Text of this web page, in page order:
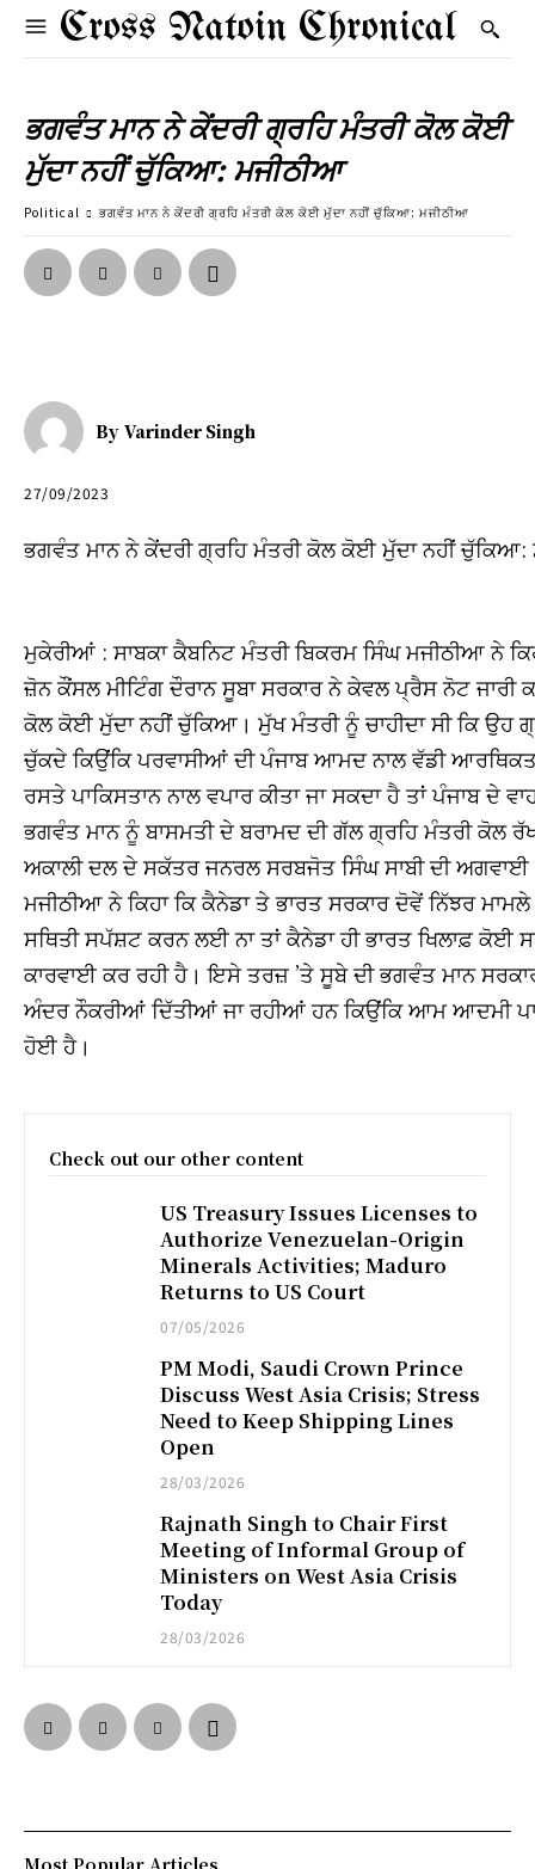
Cross Natoin Chronical
ਭਗਵੰਤ ਮਾਨ ਨੇ ਕੇਂਦਰੀ ਗ੍ਰਹਿ ਮੰਤਰੀ ਕੋਲ ਕੋਈ
ਮੁੱਦਾ ਨਹੀਂ ਚੁੱਕਿਆ: ਮਜੀਠੀਆ
Political ਭਗਵੰਤ ਮਾਨ ਨੇ ਕੇਂਦਰੀ ਗ੍ਰਹਿ ਮੰਤਰੀ ਕੋਲ ਕੋਈ ਮੁੱਦਾ ਨਹੀਂ ਚੁੱਕਿਆ: ਮਜੀਠੀਆ
By Varinder Singh
27/09/2023
ਭਗਵੰਤ ਮਾਨ ਨੇ ਕੇਂਦਰੀ ਗ੍ਰਹਿ ਮੰਤਰੀ ਕੋਲ ਕੋਈ ਮੁੱਦਾ ਨਹੀਂ
ਮੁਕੇਰੀਆਂ : ਸਾਬਕਾ ਕੈਬਨਿਟ ਮੰਤਰੀ ਬਿਕਰਮ ਸਿੰਘ ਮਜੀਠੀਆ ਨੇ
ਜ਼ੋਨ ਕੌਂਸਲ ਮੀਟਿੰਗ ਦੌਰਾਨ ਸੂਬਾ ਸਰਕਾਰ ਨੇ ਕੇਵਲ ਪ੍ਰੈਸ ਨੋਟ
ਕੋਲ ਕੋਈ ਮੁੱਦਾ ਨਹੀਂ ਚੁੱਕਿਆ। ਮੁੱਖ ਮੰਤਰੀ ਨੂੰ ਚਾਹੀਦਾ ਸੀ ਕਿ ਉਹ
ਚੁੱਕਦੇ ਕਿਉਂਕਿ ਪਰਵਾਸੀਆਂ ਦੀ ਪੰਜਾਬ ਆਮਦ ਨਾਲ ਵੱਡੀ
ਰਸਤੇ ਪਾਕਿਸਤਾਨ ਨਾਲ ਵਪਾਰ ਕੀਤਾ ਜਾ ਸਕਦਾ ਹੈ ਤਾਂ ਪੰਜਾਬ
ਭਗਵੰਤ ਮਾਨ ਨੂੰ ਬਾਸਮਤੀ ਦੇ ਬਰਾਮਦ ਦੀ ਗੱਲ ਗ੍ਰਹਿ ਮੰਤਰੀ ਕੋਲ
ਅਕਾਲੀ ਦਲ ਦੇ ਸਕੱਤਰ ਜਨਰਲ ਸਰਬਜੋਤ ਸਿੰਘ ਸਾਬੀ ਦੀ
ਮਜੀਠੀਆ ਨੇ ਕਿਹਾ ਕਿ ਕੈਨੇਡਾ ਤੇ ਭਾਰਤ ਸਰਕਾਰ ਦੋਵੇਂ ਨਿੱਝਰ
ਸਥਿਤੀ ਸਪੱਸ਼ਟ ਕਰਨ ਲਈ ਨਾ ਤਾਂ ਕੈਨੇਡਾ ਹੀ ਭਾਰਤ ਖਿਲਾਫ਼
ਕਾਰਵਾਈ ਕਰ ਰਹੀ ਹੈ। ਇਸੇ ਤਰਜ਼ ’ਤੇ ਸੂਬੇ ਦੀ ਭਗਵੰਤ ਮਾਨ
ਅੰਦਰ ਨੌਕਰੀਆਂ ਦਿੱਤੀਆਂ ਜਾ ਰਹੀਆਂ ਹਨ ਕਿਉਂਕਿ ਆਮ ਆਦਮੀ
ਹੋਈ ਹੈ।
Check out our other content
US Treasury Issues Licenses to
Authorize Venezuelan-Origin
Minerals Activities; Maduro
Returns to US Court
07/05/2026
PM Modi, Saudi Crown Prince
Discuss West Asia Crisis; Stress
Need to Keep Shipping Lines
Open
28/03/2026
Rajnath Singh to Chair First
Meeting of Informal Group of
Ministers on West Asia Crisis
Today
28/03/2026
Most Popular Articles